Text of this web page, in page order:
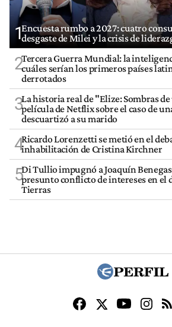
1Encuesta rumbo a 2027: cuatro
desgaste de Milei y la crisis de
2Tercera Guerra Mundial: la
cuáles serían los primeros países
derrotados
3La historia real de "Elize: Sombras
película de Netflix sobre el caso de
descuartizó a su marido
4Ricardo Lorenzetti se metió en el
inhabilitación de Cristina Kirchner
5Di Tullio impugnó a Joaquín
presunto conflicto de intereses en el
Tierras